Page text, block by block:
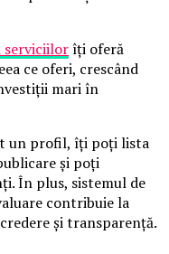
serviciilorîți oferă
ce oferi, crescând
mari în
un profil, îți poți lista
și poți
În plus, sistemul de
contribuie la
și transparență.